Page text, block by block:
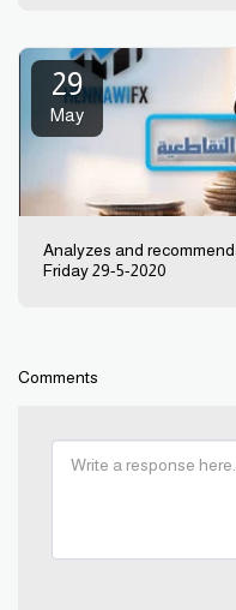
29
May
Analyzes and
Friday 29-5-2020
Comments